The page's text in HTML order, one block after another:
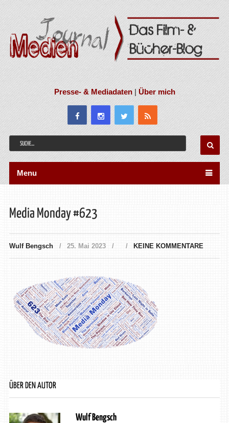
Presse- & Mediadaten|Über mich
Menu
Media Monday #623
Wulf Bengsch 25. Mai 2023 KEINE KOMMENTARE
ÜBER DEN AUTOR
Wulf Bengsch